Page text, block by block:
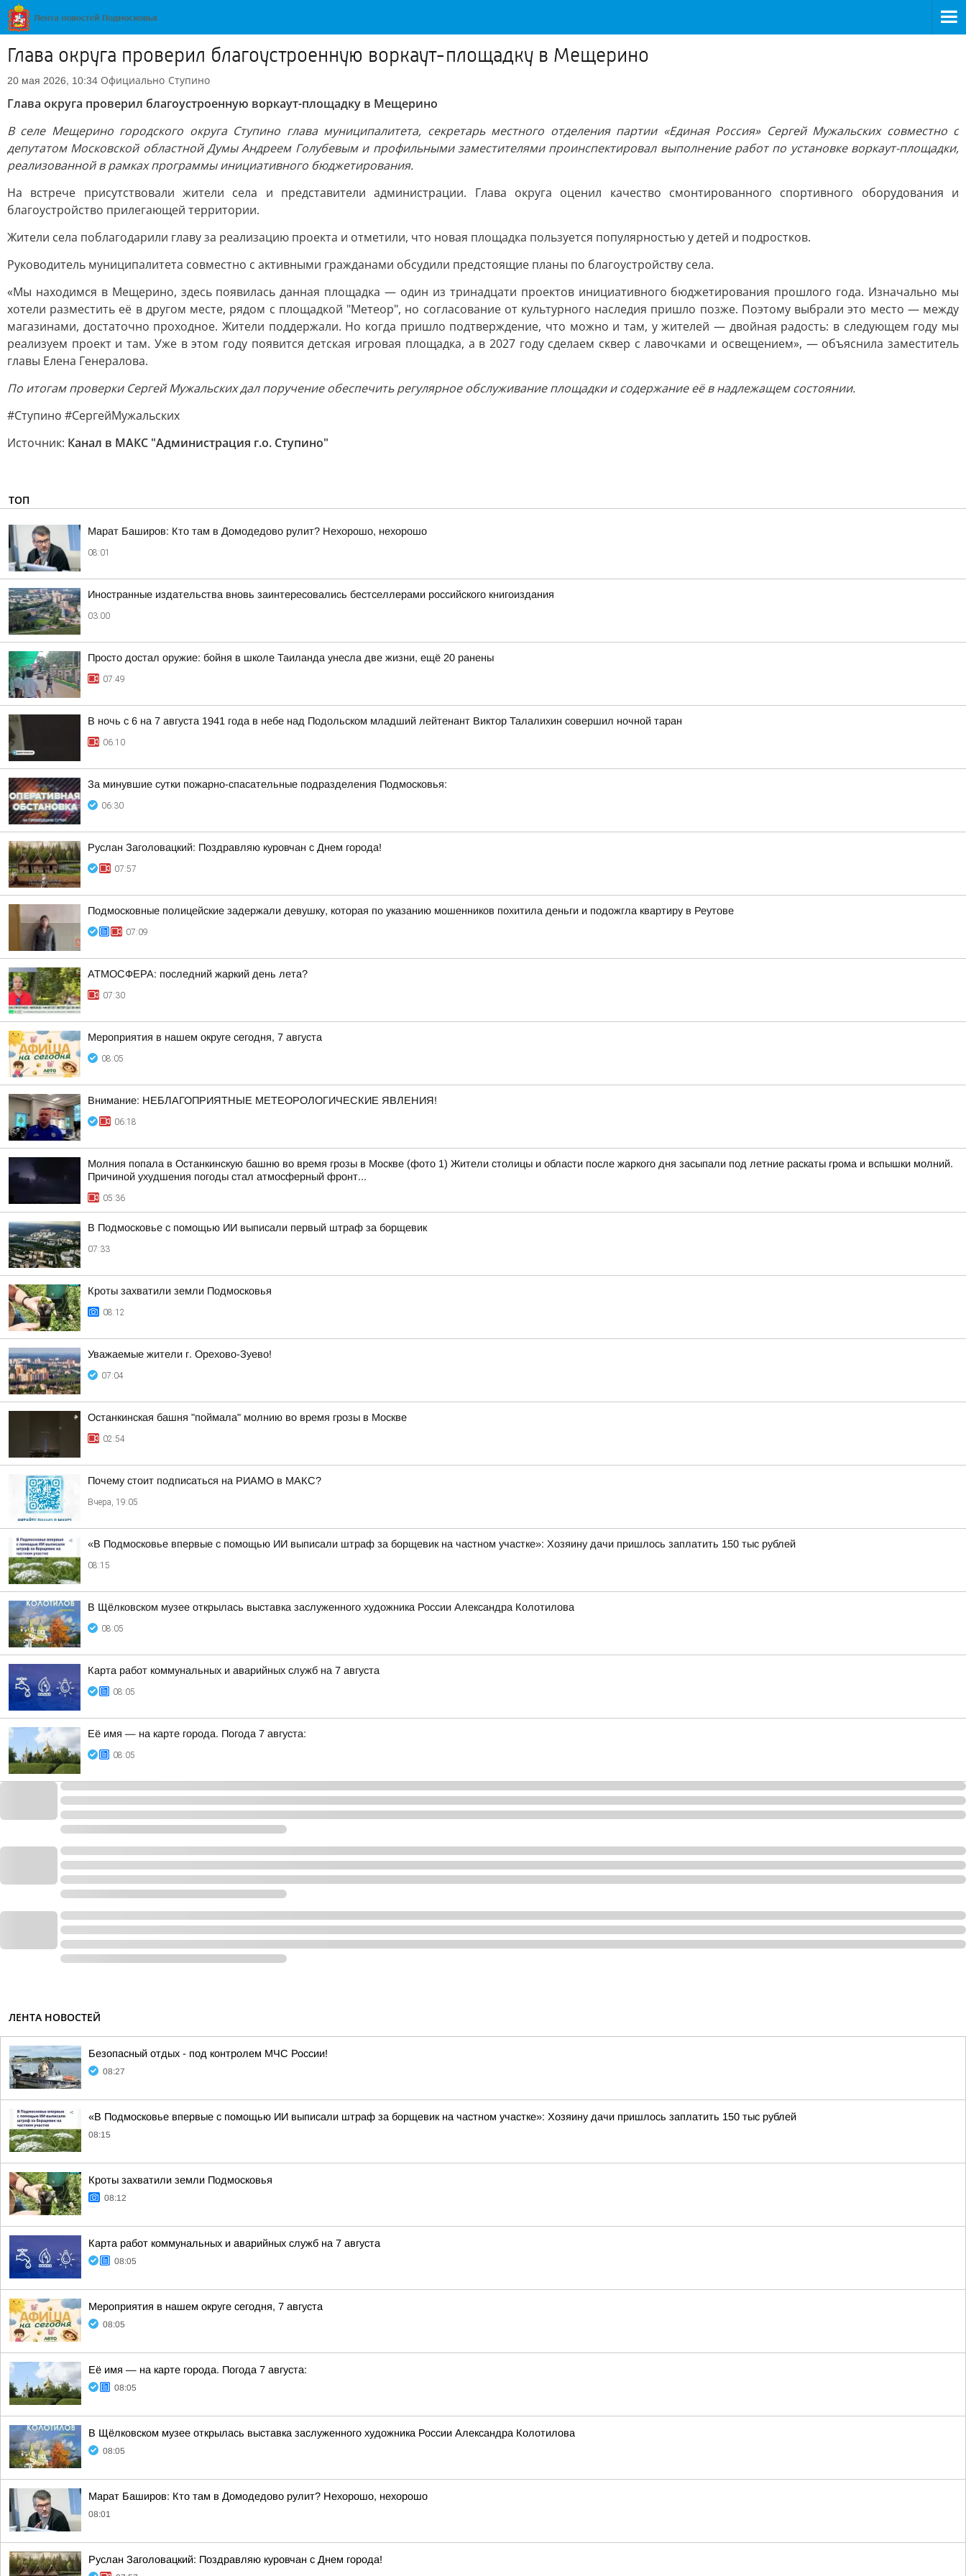
Глава округа проверил благоустроенную воркаут-площадку в Мещерино
20 мая 2026, 10:34 Официально Ступино
Глава округа проверил благоустроенную воркаут-площадку в Мещерино
В селе Мещерино городского округа Ступино глава муниципалитета, секретарь местного отделения партии «Единая Россия» Сергей Мужальских совместно с
депутатом Московской областной Думы Андреем Голубевым и профильными заместителями проинспектировал выполнение работ по установке воркаут-площадки,
реализованной в рамках программы инициативного бюджетирования.
На встрече присутствовали жители села и представители администрации. Глава округа оценил качество смонтированного спортивного оборудования и
благоустройство прилегающей территории.
Жители села поблагодарили главу за реализацию проекта и отметили, что новая площадка пользуется популярностью у детей и подростков.
Руководитель муниципалитета совместно с активными гражданами обсудили предстоящие планы по благоустройству села.
«Мы находимся в Мещерино, здесь появилась данная площадка — один из тринадцати проектов инициативного бюджетирования прошлого года. Изначально мы
хотели разместить её в другом месте, рядом с площадкой "Метеор", но согласование от культурного наследия пришло позже. Поэтому выбрали это место — между
магазинами, достаточно проходное. Жители поддержали. Но когда пришло подтверждение, что можно и там, у жителей — двойная радость: в следующем году мы
реализуем проект и там. Уже в этом году появится детская игровая площадка, а в 2027 году сделаем сквер с лавочками и освещением», — объяснила заместитель
главы Елена Генералова.
По итогам проверки Сергей Мужальских дал поручение обеспечить регулярное обслуживание площадки и содержание её в надлежащем состоянии.
#Ступино #СергейМужальских
Источник: Канал в МАКС "Администрация г.о. Ступино"
ТОП
Марат Баширов: Кто там в Домодедово рулит? Нехорошо, нехорошо
08:01
Иностранные издательства вновь заинтересовались бестселлерами российского книгоиздания
03:00
Просто достал оружие: бойня в школе Таиланда унесла две жизни, ещё 20 ранены
07:49
В ночь с 6 на 7 августа 1941 года в небе над Подольском младший лейтенант Виктор Талалихин совершил ночной таран
06:10
За минувшие сутки пожарно-спасательные подразделения Подмосковья:
06:30
Руслан Заголовацкий: Поздравляю куровчан с Днем города!
07:57
Подмосковные полицейские задержали девушку, которая по указанию мошенников похитила деньги и подожгла квартиру в Реутове
07:09
АТМОСФЕРА: последний жаркий день лета?
07:30
Мероприятия в нашем округе сегодня, 7 августа
08:05
Внимание: НЕБЛАГОПРИЯТНЫЕ МЕТЕОРОЛОГИЧЕСКИЕ ЯВЛЕНИЯ!
06:18
Молния попала в Останкинскую башню во время грозы в Москве (фото 1) Жители столицы и области после жаркого дня засыпали под летние раскаты грома и вспышки молний.
Причиной ухудшения погоды стал атмосферный фронт...
05:36
В Подмосковье с помощью ИИ выписали первый штраф за борщевик
07:33
Кроты захватили земли Подмосковья
08:12
Уважаемые жители г. Орехово-Зуево!
07:04
Останкинская башня "поймала" молнию во время грозы в Москве
02:54
Почему стоит подписаться на РИАМО в МАКС?
Вчера, 19:05
«В Подмосковье впервые с помощью ИИ выписали штраф за борщевик на частном участке»: Хозяину дачи пришлось заплатить 150 тыс рублей
08:15
В Щёлковском музее открылась выставка заслуженного художника России Александра Колотилова
08:05
Карта работ коммунальных и аварийных служб на 7 августа
08:05
Её имя — на карте города. Погода 7 августа:
08:05
ЛЕНТА НОВОСТЕЙ
Безопасный отдых - под контролем МЧС России!
08:27
«В Подмосковье впервые с помощью ИИ выписали штраф за борщевик на частном участке»: Хозяину дачи пришлось заплатить 150 тыс рублей
08:15
Кроты захватили земли Подмосковья
08:12
Карта работ коммунальных и аварийных служб на 7 августа
08:05
Мероприятия в нашем округе сегодня, 7 августа
08:05
Её имя — на карте города. Погода 7 августа:
08:05
В Щёлковском музее открылась выставка заслуженного художника России Александра Колотилова
08:05
Марат Баширов: Кто там в Домодедово рулит? Нехорошо, нехорошо
08:01
Руслан Заголовацкий: Поздравляю куровчан с Днем города!